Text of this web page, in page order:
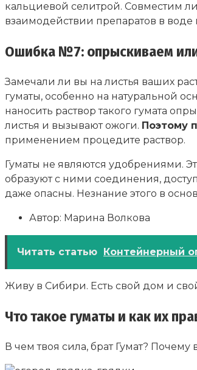
кальциевой селитрой. Совместим
взаимодействии препаратов в воде
Ошибка №7: опрыскиваем или
Замечали ли вы на листья ваших
гуматы, особенно на натуральной
наносить раствор такого гумата
листья и вызывают ожоги. Поэтому
применением процедите раствор.
Гуматы не являются удобрениями.
образуют с ними соединения,
даже опасны. Незнание этого в
Автор: Марина Волкова
Читать статью Контейнерный
Живу в Сибири. Есть свой дом и
Что такое гуматы и как их
В чем твоя сила, брат Гумат?